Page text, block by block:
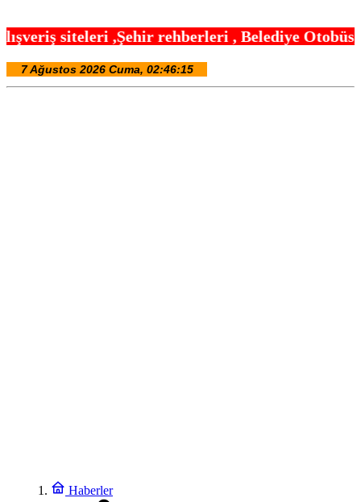
,Şehir rehberleri , Belediye
Haberler